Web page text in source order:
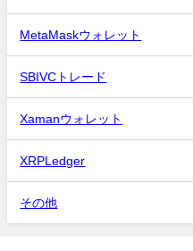
MetaMaskウォレット
SBIVCトレード
Xamanウォレット
XRPLedger
その他